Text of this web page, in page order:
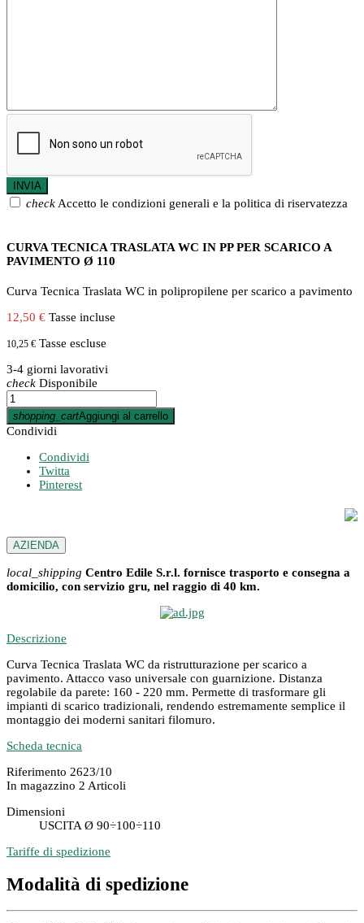
check Accetto le condizioni generali e la politica di riservatezza
CURVA TECNICA TRASLATA WC IN PP PER SCARICO A
PAVIMENTO Ø 110
Curva Tecnica Traslata WC in polipropilene per scarico a pavimento
12,50 € Tasse incluse
10,25 € Tasse escluse
3-4 giorni lavorativi
check Disponibile
shopping_cartAggiungi al carrello
Condividi
Condividi
Twitta
Pinterest
AZIENDA
local_shipping Centro Edile S.r.l. fornisce trasporto e consegna a
domicilio, con servizio gru, nel raggio di 40 km.
Descrizione
Curva Tecnica Traslata WC da ristrutturazione per scarico a
pavimento. Attacco vaso universale con guarnizione. Distanza
regolabile da parete: 160 - 220 mm. Permette di trasformare gli
impianti di scarico tradizionali, rendendo estremamente semplice il
montaggio dei moderni sanitari filomuro.
Scheda tecnica
Riferimento 2623/10
In magazzino 2 Articoli
Dimensioni
USCITA Ø 90÷100÷110
Tariffe di spedizione
Modalità di spedizione